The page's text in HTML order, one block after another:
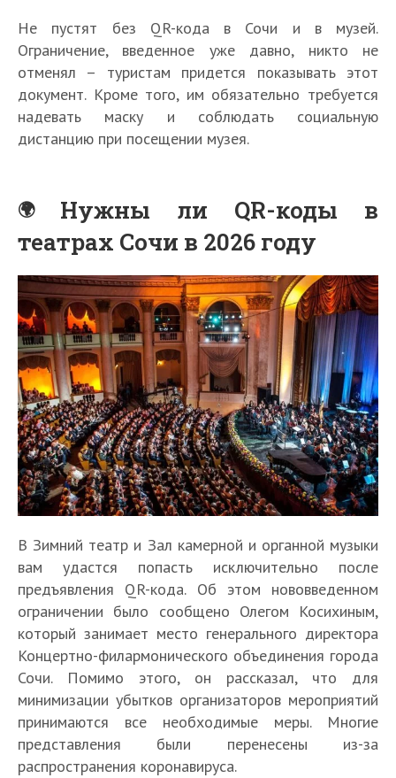
Не пустят без QR-кода в Сочи и в музей.
Ограничение, введенное уже давно, никто не
отменял – туристам придется показывать этот
документ. Кроме того, им обязательно требуется
надевать маску и соблюдать социальную
дистанцию при посещении музея.
Нужны ли QR-коды в
театрах Сочи в 2026 году
В Зимний театр и Зал камерной и органной музыки
вам удастся попасть исключительно после
предъявления QR-кода. Об этом нововведенном
ограничении было сообщено Олегом Косихиным,
который занимает место генерального директора
Концертно-филармонического объединения города
Сочи. Помимо этого, он рассказал, что для
минимизации убытков организаторов мероприятий
принимаются все необходимые меры. Многие
представления были перенесены из-за
распространения коронавируса.